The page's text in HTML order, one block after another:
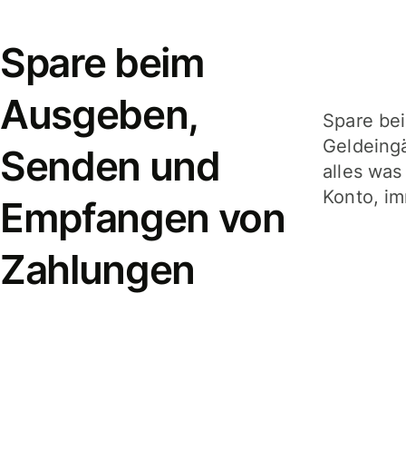
Spare beim
Ausgeben,
Senden und
Empfangen von
Zahlungen
Spare
alles
Konto,